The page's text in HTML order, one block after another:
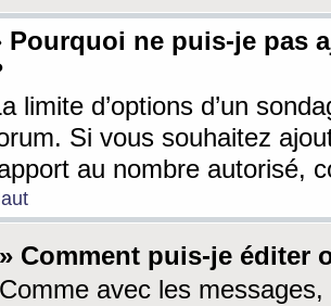
Pourquoi ne puis-je pas
limite d’options d’un
Si vous souhaitez
au nombre autorisé,
» Comment puis-je éditer
Comme avec les